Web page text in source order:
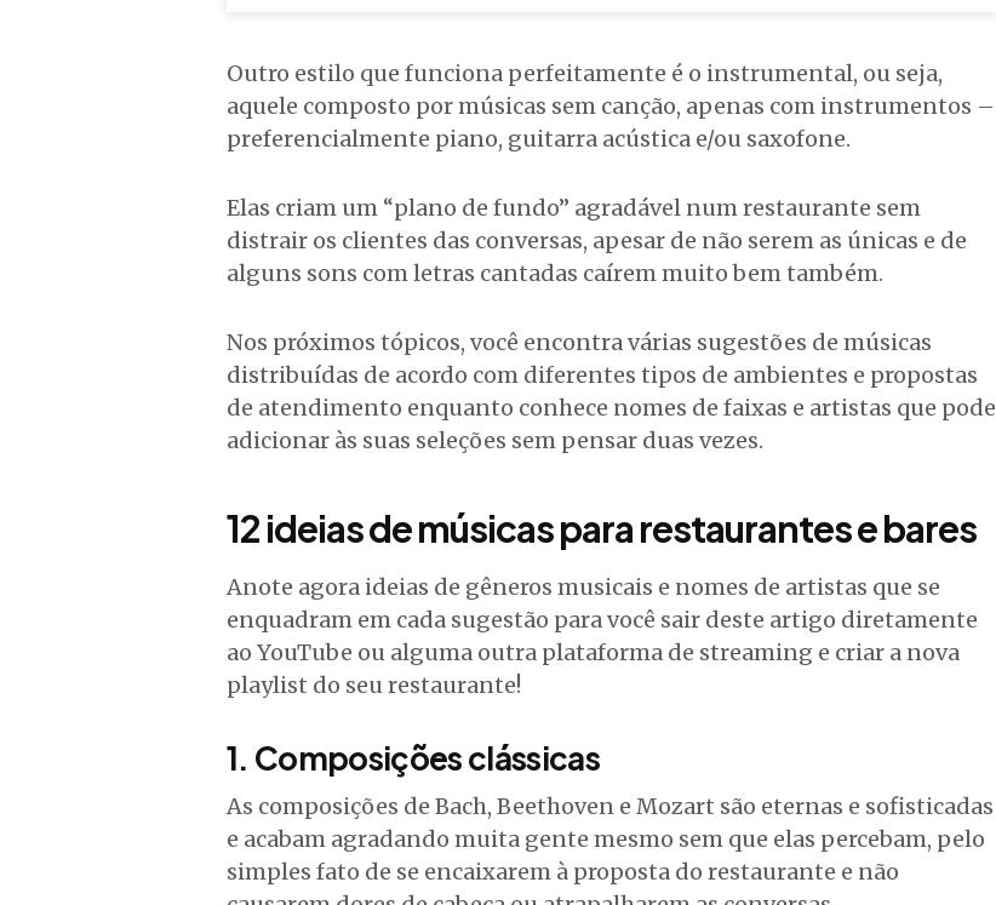
Outro estilo que funciona perfeitamente é o instrumental, ou seja,
aquele composto por músicas sem canção, apenas com instrumentos –
preferencialmente piano, guitarra acústica e/ou saxofone.
Elas criam um “plano de fundo” agradável num restaurante sem
distrair os clientes das conversas, apesar de não serem as únicas e de
alguns sons com letras cantadas caírem muito bem também.
Nos próximos tópicos, você encontra várias sugestões de músicas
distribuídas de acordo com diferentes tipos de ambientes e propostas
de atendimento enquanto conhece nomes de faixas e artistas que pode
adicionar às suas seleções sem pensar duas vezes.
12 ideias de músicas para restaurantes e bares
Anote agora ideias de gêneros musicais e nomes de artistas que se
enquadram em cada sugestão para você sair deste artigo diretamente
ao YouTube ou alguma outra plataforma de streaming e criar a nova
playlist do seu restaurante!
1. Composições clássicas
As composições de Bach, Beethoven e Mozart são eternas e sofisticadas
e acabam agradando muita gente mesmo sem que elas percebam, pelo
simples fato de se encaixarem à proposta do restaurante e não